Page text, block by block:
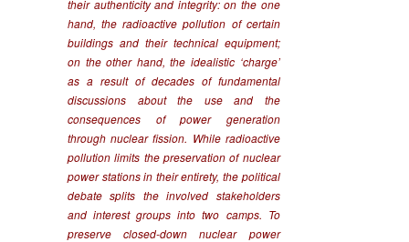
their authenticity and integrity: on the one
hand, the radioactive pollution of certain
buildings and their technical equipment;
on the other hand, the idealistic ‘charge’
as a result of decades of fundamental
discussions about the use and the
consequences of power generation
through nuclear fission. While radioactive
pollution limits the preservation of nuclear
power stations in their entirety, the political
debate splits the involved stakeholders
and interest groups into two camps. To
preserve closed-down nuclear power